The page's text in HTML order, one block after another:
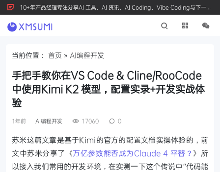
10+年产品经理专注分享AI 工具、AI 资讯、AI Coding、Vibe Coding与下一代
产品创新，按 Ctrl+D 收藏我们
当前位置： 首页 » AI编程开发
手把手教你在VS Code & Cline/RooCode
中使用Kimi K2 模型，配置实录+开发实战体
验
1年前 AI编程开发 17060 0
苏米这篇文章是基于Kimi的官方的配置文档实操体验的，前
文中苏米分享了《万亿参数能否成为Claude 4 平替？ 》所
以接入我们常用的开发环境，在实测一下这个传说中“代码能